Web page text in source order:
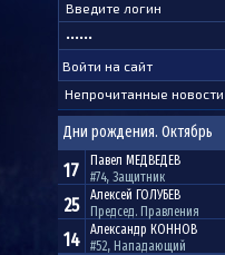
Непрочитанные новости
Дни рождения. Октябрь
17 Павел МЕДВЕДЕВ
#74, Защитник
25 Алексей ГОЛУБЕВ
Председ. Правления
14 Александр КОННОВ
#52, Нападающий